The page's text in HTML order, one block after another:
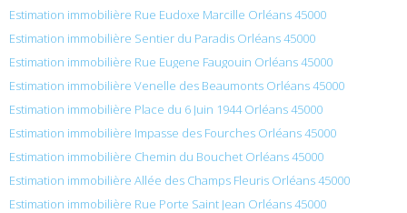
Estimation immobilière Rue Eudoxe Marcille Orléans 45000
Estimation immobilière Sentier du Paradis Orléans 45000
Estimation immobilière Rue Eugene Faugouin Orléans 45000
Estimation immobilière Venelle des Beaumonts Orléans 45000
Estimation immobilière Place du 6 Juin 1944 Orléans 45000
Estimation immobilière Impasse des Fourches Orléans 45000
Estimation immobilière Chemin du Bouchet Orléans 45000
Estimation immobilière Allée des Champs Fleuris Orléans 45000
Estimation immobilière Rue Porte Saint Jean Orléans 45000